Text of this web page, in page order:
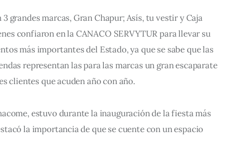
grandes marcas, Gran Chapur; Asís, tu vestir y Caja
confiaron en la CANACO SERVYTUR para llevar su
más importantes del Estado, ya que se sabe que las
representan las para las marcas un gran escaparate
clientes que acuden año con año.
estuvo durante la inauguración de la fiesta más
la importancia de que se cuente con un espacio